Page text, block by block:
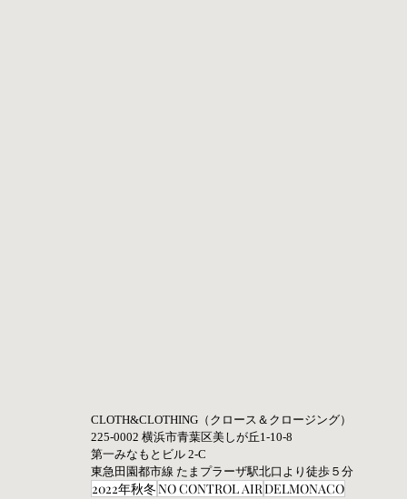
CLOTH&CLOTHING（クロース＆クロージング）
225-0002 横浜市青葉区美しが丘1-10-8
第一みなもとビル 2-C
東急田園都市線 たまプラーザ駅北口より徒歩５分
2022年秋冬NO CONTROL AIRDELMONACO